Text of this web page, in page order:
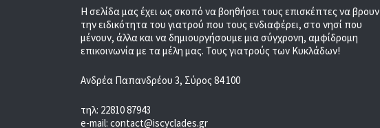
Η σελίδα μας έχει ως σκοπό να βοηθήσει τους επισκέπτες να βρουν
την ειδικότητα του γιατρού που τους ενδιαφέρει, στο νησί που
μένουν, άλλα και να δημιουργήσουμε μια σύγχρονη, αμφίδρομη
επικοινωνία με τα μέλη μας. Τους γιατρούς των Κυκλάδων!
Ανδρέα Παπανδρέου 3, Σύρος 84 100
τηλ: 22810 87943
e-mail: contact@iscyclades.gr